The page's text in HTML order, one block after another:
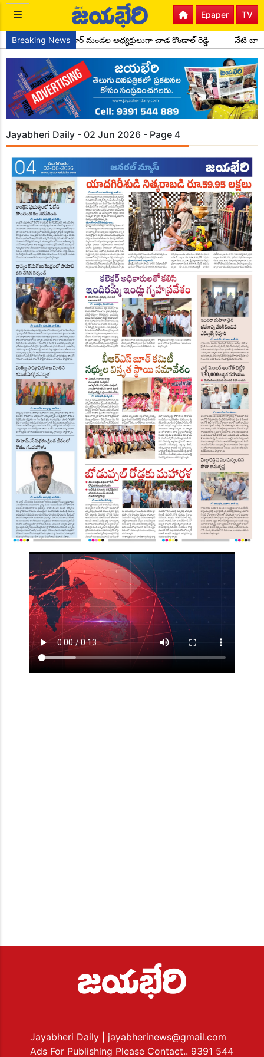
TV
Epaper
Breaking News
కాంగ్రెస్ పార్టీ సైదాపూర్ మండల అధ్యక్షులుగా చాడ కొండాల్ రెడ్డి నేటి
Jayabheri Daily - 02 Jun 2026 - Page 4
Jayabheri Daily
| jayabherinews@gmail.com
Ads For Publishing Please Contact.. 9391 544